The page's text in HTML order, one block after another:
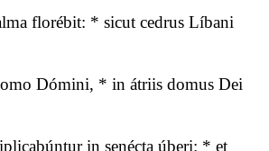
florébit: * sicut cedrus Líbani
Dómini, * in átriis domus Dei
in senécta úberi: * et